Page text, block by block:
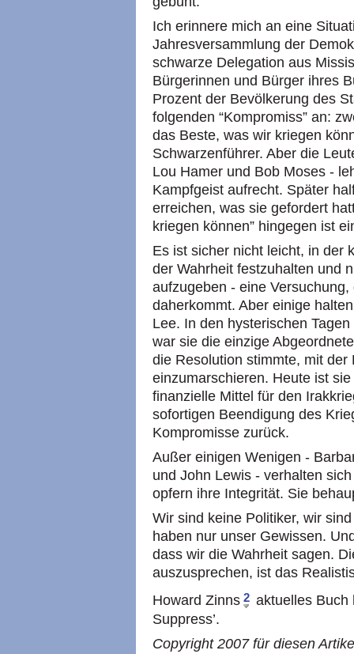
Ich erinnere mich an eine
Jahresversammlung der
schwarze Delegation aus
Bürgerinnen und Bürger ihres
Prozent der Bevölkerung des
folgenden “Kompromiss” an:
das Beste, was wir kriegen
Schwarzenführer. Aber die
Lou Hamer und Bob Moses -
Kampfgeist aufrecht. Später
erreichen, was sie gefordert
kriegen können” hingegen ist
Es ist sicher nicht leicht, in der
der Wahrheit festzuhalten und
aufzugeben - eine
daherkommt. Aber einige
Lee. In den hysterischen
war sie die einzige
die Resolution stimmte, mit
einzumarschieren. Heute ist
finanzielle Mittel für den
sofortigen Beendigung des
Kompromisse zurück.
Außer einigen Wenigen -
und John Lewis - verhalten
opfern ihre Integrität. Sie
Wir sind keine Politiker, wir
haben nur unser Gewissen.
dass wir die Wahrheit sagen.
auszusprechen, ist das
Howard Zinns 2 aktuelles Buch
Suppress’.
Copyright 2007 für diesen